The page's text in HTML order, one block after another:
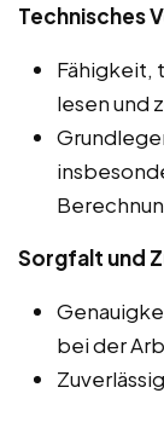
Technisches
Fähigkeit,
lesen und
Sorgfalt und
bei der